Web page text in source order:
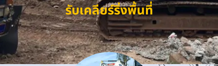
รับเคลียร์ริ่งพื้นที่